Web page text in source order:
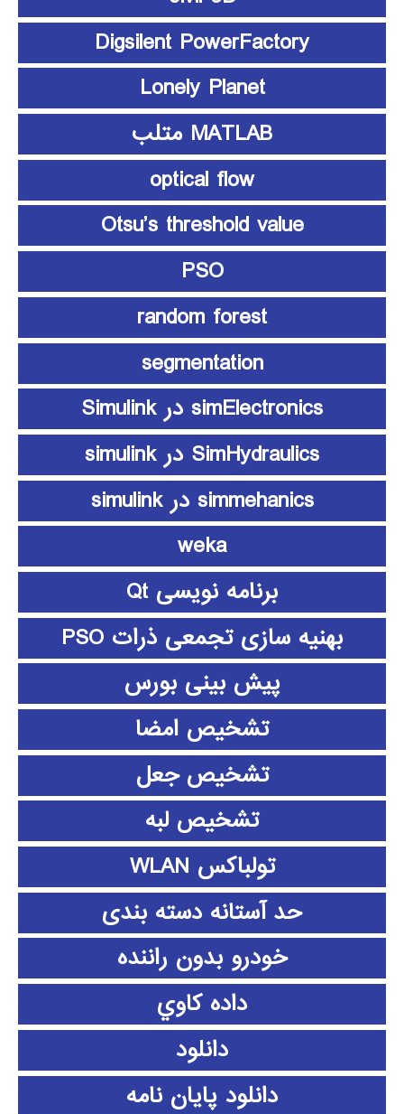
Digsilent PowerFactory
Lonely Planet
MATLAB متلب
optical flow
Otsu’s threshold value
PSO
random forest
segmentation
simElectronics در Simulink
SimHydraulics در simulink
simmehanics در simulink
weka
برنامه نویسی Qt
بهنیه سازی تجمعی ذرات PSO
پیش بینی بورس
تشخیص امضا
تشخیص جعل
تشخیص لبه
تولباکس WLAN
حد آستانه دسته بندی
خودرو بدون راننده
داده كاوي
دانلود
دانلود پايان نامه